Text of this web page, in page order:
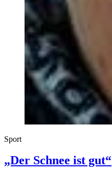
Sport
„Der Schnee ist gut“